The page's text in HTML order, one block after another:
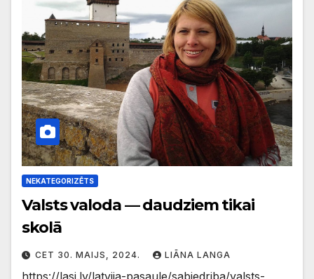
NEKATEGORIZĒTS
Valsts valoda — daudziem tikai
skolā
CET 30. MAIJS, 2024. LIĀNA LANGA